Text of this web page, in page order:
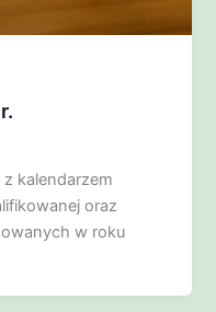
kalendarzem
oraz
w roku